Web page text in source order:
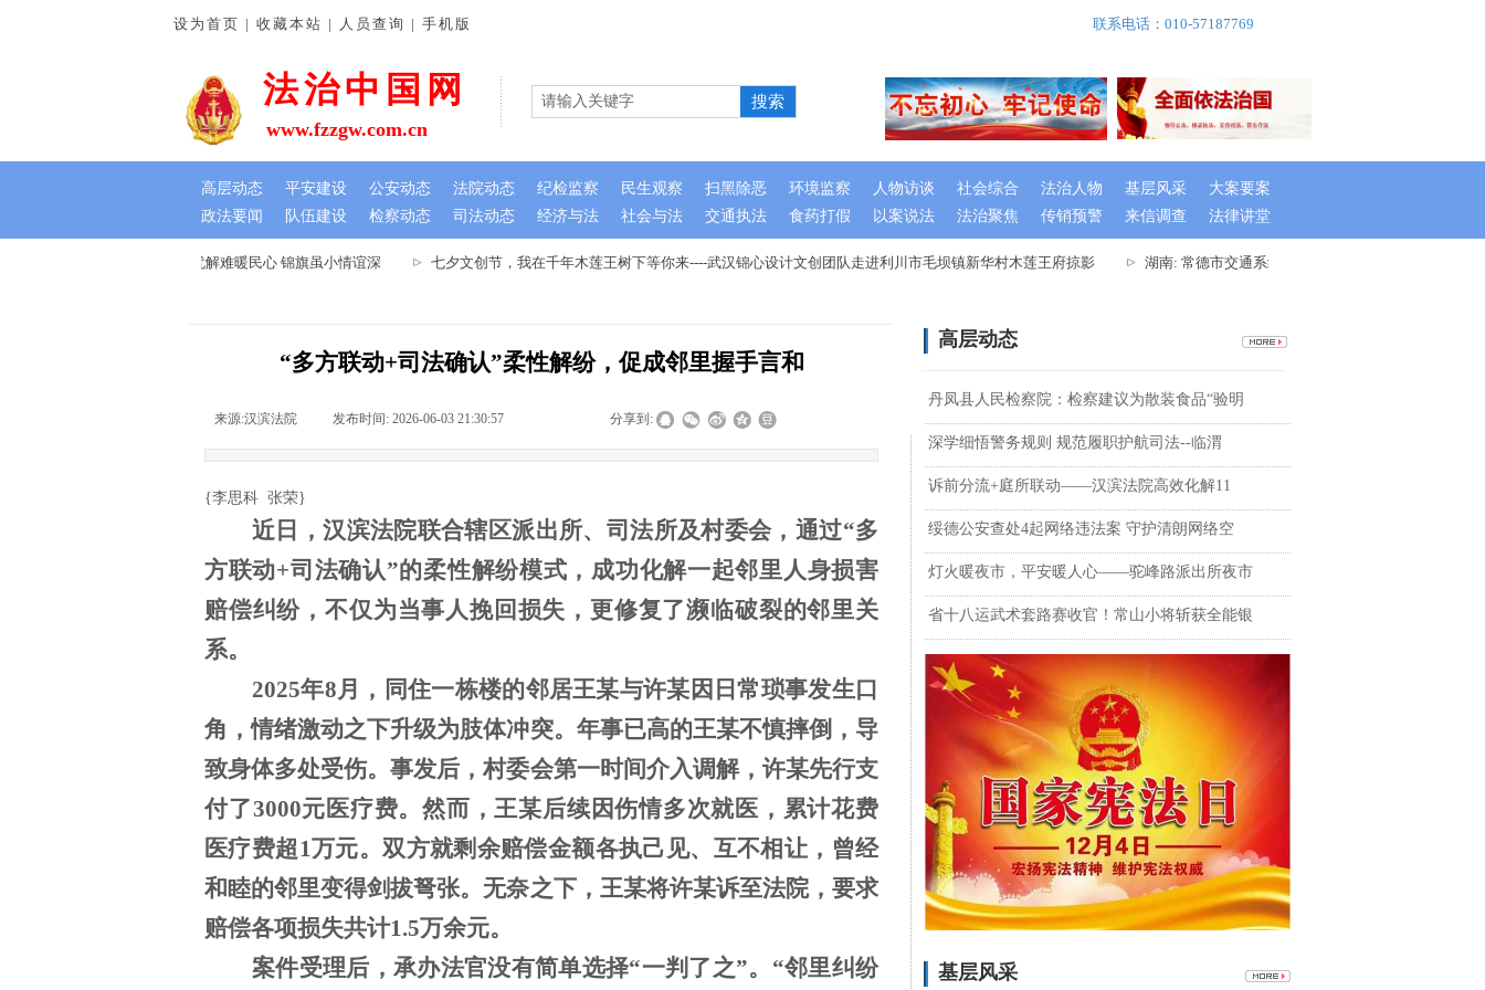
河南通许法院：排忧解难暖民心 锦旗虽小情谊深 七夕文创节，我在千年木莲王树下等你来----武汉锦心设计文创团队走进利川市毛坝镇新华村木莲王府掠影 湖南: 常德市交通系统举办出租车驾驶员创文专题培训班
法治中国网
政法要闻 队伍建设 检察动态 司法动态 经济与法 社会与法 交通执法 食药打假 以案说法 法治聚焦 传销预警 来信调查 法律讲堂
设为首页 | 收藏本站 | 人员查询 | 手机版 联系电话：010-57187769
搜索
www.fzzgw.com.cn
高层动态 平安建设 公安动态 法院动态 纪检监察 民生观察 扫黑除恶 环境监察 人物访谈 社会综合 法治人物 基层风采 大案要案
高层动态
“多方联动+司法确认”柔性解纷，促成邻里握手言和
来源:汉滨法院 发布时间: 2026-06-03 21:30:57 分享到:
{李思科 张荣}
近日，汉滨法院联合辖区派出所、司法所及村委会，通过“多
方联动+司法确认”的柔性解纷模式，成功化解一起邻里人身损害
赔偿纠纷，不仅为当事人挽回损失，更修复了濒临破裂的邻里关
系。
2025年8月，同住一栋楼的邻居王某与许某因日常琐事发生口
角，情绪激动之下升级为肢体冲突。年事已高的王某不慎摔倒，导
致身体多处受伤。事发后，村委会第一时间介入调解，许某先行支
付了3000元医疗费。然而，王某后续因伤情多次就医，累计花费
医疗费超1万元。双方就剩余赔偿金额各执己见、互不相让，曾经
和睦的邻里变得剑拔弩张。无奈之下，王某将许某诉至法院，要求
赔偿各项损失共计1.5万余元。
案件受理后，承办法官没有简单选择“一判了之”。“邻里纠纷
丹凤县人民检察院：检察建议为散装食品“验明
深学细悟警务规则 规范履职护航司法--临渭
诉前分流+庭所联动——汉滨法院高效化解11
绥德公安查处4起网络违法案 守护清朗网络空
灯火暖夜市，平安暖人心——驼峰路派出所夜市
省十八运武术套路赛收官！常山小将斩获全能银
基层风采